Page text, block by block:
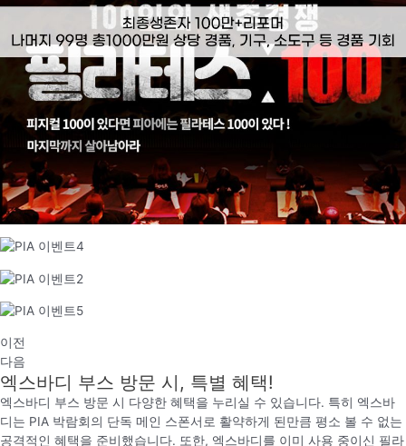
이전
다음
엑스바디 부스 방문 시, 특별 혜택!
엑스바디 부스 방문 시 다양한 혜택을 누리실 수 있습니다. 특히 엑스바
디는 PIA 박람회의 단독 메인 스폰서로 활약하게 된만큼 평소 볼 수 없는
공격적인 혜택을 준비했습니다. 또한, 엑스바디를 이미 사용 중이신 필라